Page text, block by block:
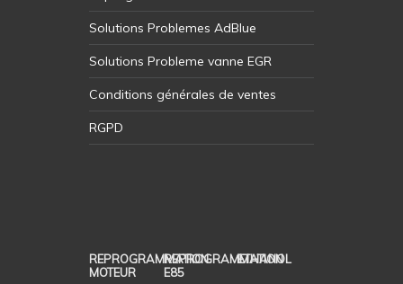
Solutions Problemes AdBlue
Solutions Probleme vanne EGR
Conditions générales de ventes
RGPD
REPROGRAMMATION
MOTEUR
REPROGRAMMATION
E85
ETHANOL